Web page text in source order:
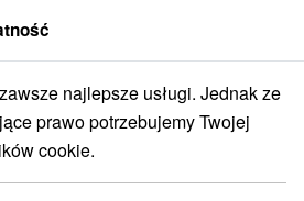
traktowanie i relaks w stylu Art Deco
i relaks w
najlepsze usługi. Jednak ze
prawo potrzebujemy Twojej
cookie.